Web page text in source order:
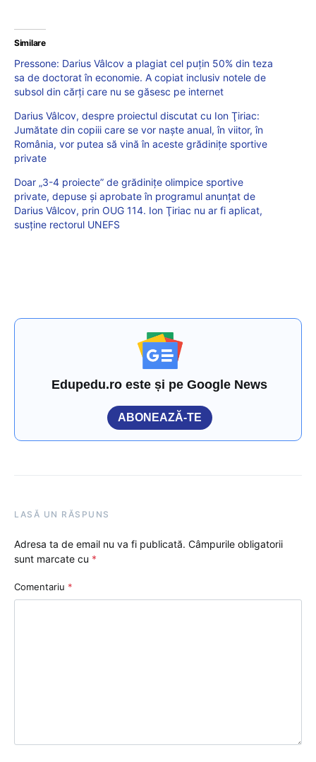
Similare
Pressone: Darius Vâlcov a plagiat cel puţin 50% din teza
sa de doctorat în economie. A copiat inclusiv notele de
subsol din cărți care nu se găsesc pe internet
Darius Vâlcov, despre proiectul discutat cu Ion Ţiriac:
Jumătate din copiii care se vor naşte anual, în viitor, în
România, vor putea să vină în aceste grădiniţe sportive
private
Doar „3-4 proiecte” de grădiniţe olimpice sportive
private, depuse şi aprobate în programul anunţat de
Darius Vâlcov, prin OUG 114. Ion Ţiriac nu ar fi aplicat,
susţine rectorul UNEFS
Edupedu.ro este și pe Google News
ABONEAZĂ-TE
LASĂ UN RĂSPUNS
Adresa ta de email nu va fi publicată. Câmpurile obligatorii
sunt marcate cu *
Comentariu *